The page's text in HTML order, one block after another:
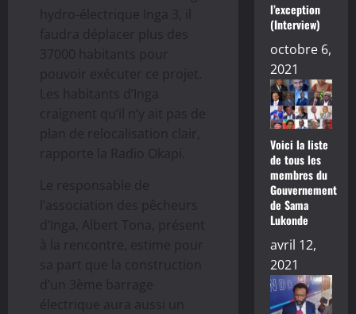
hydro-électrique Inga 3, il
faudra déplacer plus des
37000 habitants pour
pouvoir exécuter ce projet.
Les habitants d’Inga
craignent qu’il n’y ait pas de
plan de relocalisation clair,
rapporte la Radio Okapi.
Le responsable de
l’association des pêcheurs
d’Inga, Albert Tona, présent
à la rencontre, estime pour
sa part que la construction
d’un 3ème barrage
électrique aura aussi un
l’exception
(Interview)
octobre 6,
2021
Voici la liste
de tous les
membres du
Gouvernement
de Sama
Lukonde
avril 12,
2021